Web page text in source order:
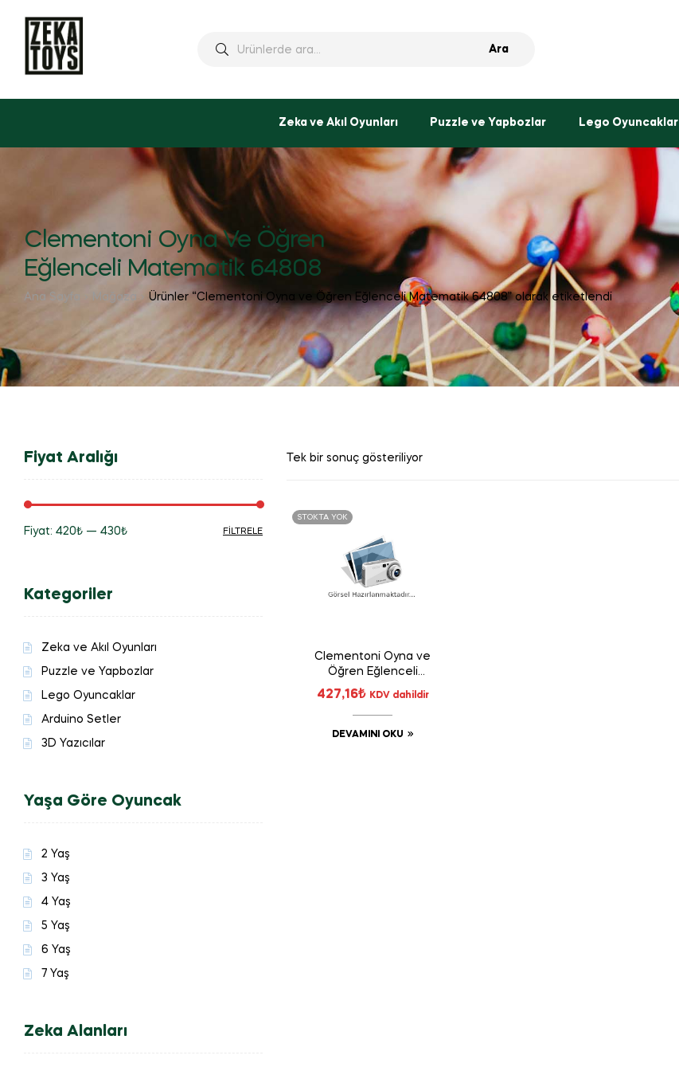
Ara
Zeka ve Akıl Oyunları Puzzle ve Yapbozlar Lego Oyuncaklar
Clementoni Oyna Ve Öğren
Eğlenceli Matematik 64808
Ana Sayfa Mağaza Ürünler “Clementoni Oyna ve Öğren Eğlenceli Matematik 64808” olarak etiketlendi
Tek bir sonuç gösteriliyor
STOKTA YOK
Clementoni Oyna ve
Öğren Eğlenceli
Matematik 64808
427,16₺ KDV dahildir
DEVAMINI OKU
Fiyat Aralığı
FILTRELE
Fiyat: 420₺ — 430₺
Kategoriler
Zeka ve Akıl Oyunları
Puzzle ve Yapbozlar
Lego Oyuncaklar
Arduino Setler
3D Yazıcılar
Yaşa Göre Oyuncak
2 Yaş
3 Yaş
4 Yaş
5 Yaş
6 Yaş
7 Yaş
Zeka Alanları